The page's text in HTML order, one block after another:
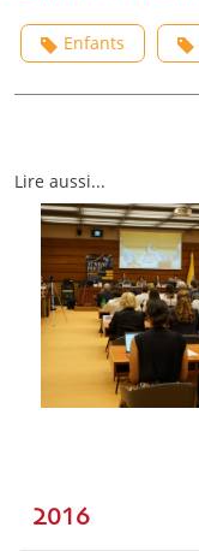
Enfants
Lire aussi...
2016